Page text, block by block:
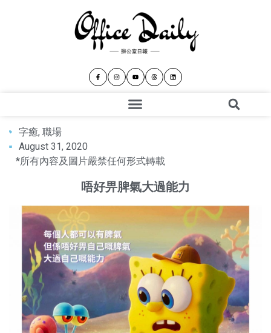
字癒, 職場
August 31, 2020
*所有內容及圖片嚴禁任何形式轉載
唔好畀脾氣大過能力